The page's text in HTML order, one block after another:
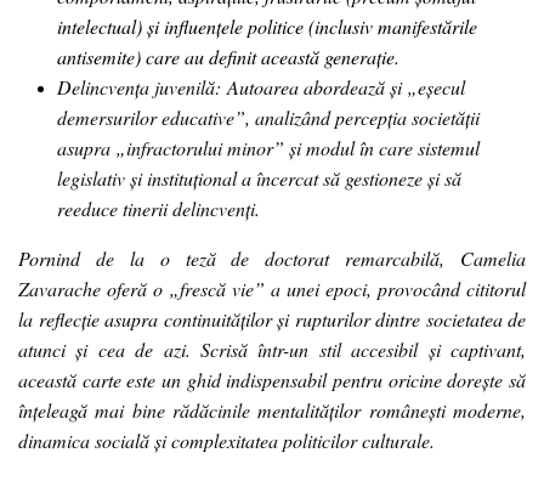
intelectual) și influențele politice (inclusiv manifestările
antisemite) care au definit această generație.
Delincvența juvenilă: Autoarea abordează și „eșecul
demersurilor educative”, analizând percepția societății
asupra „infractorului minor” și modul în care sistemul
legislativ și instituțional a încercat să gestioneze și să
reeduce tinerii delincvenți.
Pornind de la o teză de doctorat remarcabilă, Camelia
Zavarache oferă o „frescă vie” a unei epoci, provocând cititorul
la reflecție asupra continuităților și rupturilor dintre societatea de
atunci și cea de azi. Scrisă într-un stil accesibil și captivant,
această carte este un ghid indispensabil pentru oricine dorește să
înțeleagă mai bine rădăcinile mentalităților românești moderne,
dinamica socială și complexitatea politicilor culturale.